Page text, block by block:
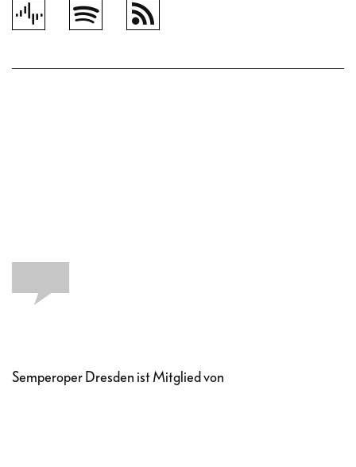
Semperoper Dresden ist Mitglied von